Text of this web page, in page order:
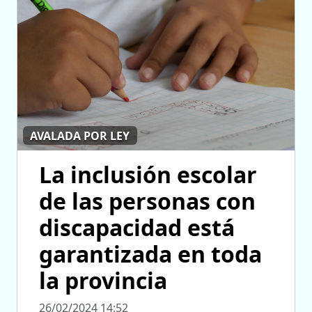
AVALADA POR LEY
La inclusión escolar
de las personas con
discapacidad está
garantizada en toda
la provincia
26/02/2024 14:52